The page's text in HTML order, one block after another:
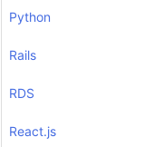
Python
Rails
RDS
React.js